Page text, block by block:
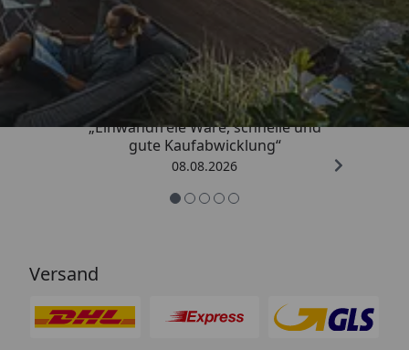
Trusted Shops
4,83/ 5
„Einwandfreie Ware, schnelle und
gute Kaufabwicklung“
08.08.2026
Versand